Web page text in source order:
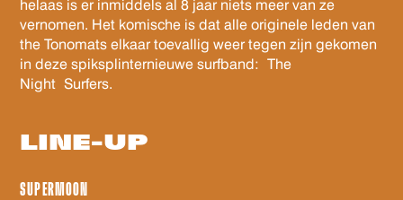
helaas is er inmiddels al 8 jaar niets meer van ze
vernomen. Het komische is dat alle originele leden van
the Tonomats elkaar toevallig weer tegen zijn gekomen
in deze spiksplinternieuwe surfband: The
Night Surfers.
LINE-UP
SUPERMOON